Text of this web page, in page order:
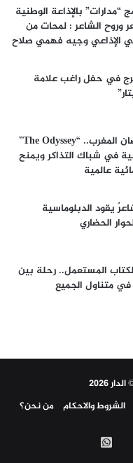
“مدارات” بالإذاعة الوطنية
وروح الشاعر : لمحات من
الإذاعي وجيه فهمي صلاح
ألف متفرج في حفل راغب علامة
بعد تصويره بين أحضان المغرب.. “The Odyssey”
في شباك التذاكر ويمنح
عالمية
يقود الدبلوماسية
الحضاري
لمعرض الكتاب المستعمل.. رحلة بين
في متناول الجميع
2026
الشروط والاحكام من نحن؟
واتساب